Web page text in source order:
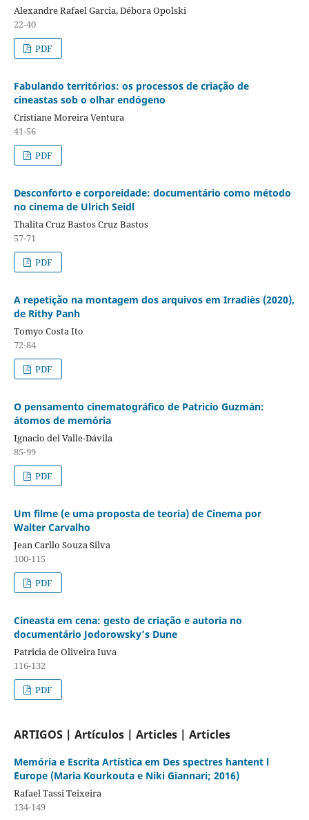
Alexandre Rafael Garcia, Débora Opolski
22-40
PDF
Fabulando territórios: os processos de criação de
cineastas sob o olhar endógeno
Cristiane Moreira Ventura
41-56
PDF
Desconforto e corporeidade: documentário como método
no cinema de Ulrich Seidl
Thalita Cruz Bastos Cruz Bastos
57-71
PDF
A repetição na montagem dos arquivos em Irradiès (2020),
de Rithy Panh
Tomyo Costa Ito
72-84
PDF
O pensamento cinematográfico de Patricio Guzmán:
átomos de memória
Ignacio del Valle-Dávila
85-99
PDF
Um filme (e uma proposta de teoria) de Cinema por
Walter Carvalho
Jean Carllo Souza Silva
100-115
PDF
Cineasta em cena: gesto de criação e autoria no
documentário Jodorowsky’s Dune
Patricia de Oliveira Iuva
116-132
PDF
ARTIGOS | Artículos | Articles | Articles
Memória e Escrita Artística em Des spectres hantent l
´Europe (Maria Kourkouta e Niki Giannari; 2016)
Rafael Tassi Teixeira
134-149